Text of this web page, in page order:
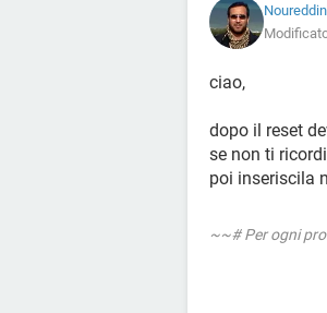
ciao,
dopo il reset
se non ti
poi inseriscila
~~# Per ogni